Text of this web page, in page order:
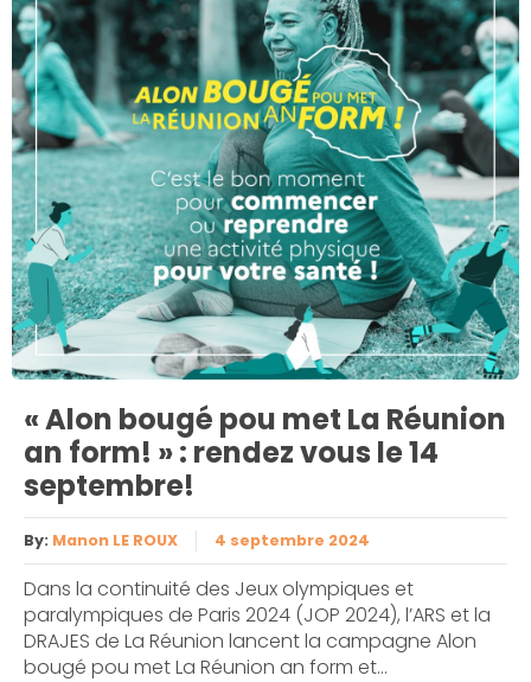
« Alon bougé pou met La Réunion
an form! » : rendez vous le 14
septembre!
By: Manon LE ROUX 4 septembre 2024
Dans la continuité des Jeux olympiques et
paralympiques de Paris 2024 (JOP 2024), l’ARS et la
DRAJES de La Réunion lancent la campagne Alon
bougé pou met La Réunion an form et...